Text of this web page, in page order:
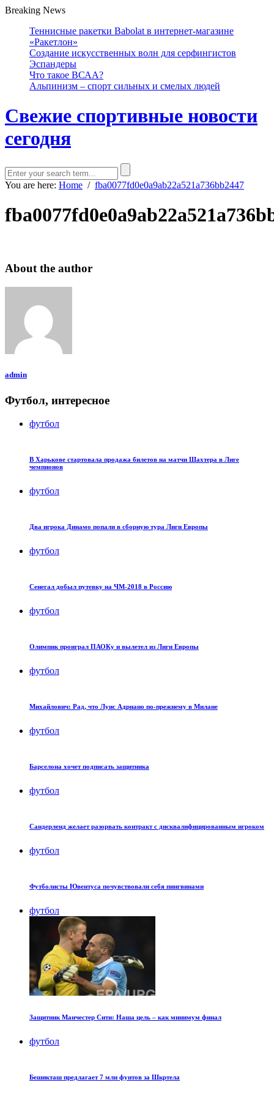
Breaking News
Теннисные ракетки Babolat в интернет-магазине
«Ракетлон»
Создание искусственных волн для серфингистов
Эспандеры
Что такое ВСАА?
Альпинизм – спорт сильных и смелых людей
Свежие спортивные новости
сегодня
You are here: Home / fba0077fd0e0a9ab22a521a736bb2447
About the author
admin
Футбол, интересное
футбол
В Харькове стартовала продажа билетов на матчи Шахтера в Лиге
чемпионов
футбол
Два игрока Динамо попали в сборную тура Лиги Европы
футбол
Cенегал добыл путевку на ЧМ-2018 в Россию
футбол
Олимпик проиграл ПАОКу и вылетел из Лиги Европы
футбол
Михайлович: Рад, что Луис Адриано по-прежнему в Милане
футбол
Барселона хочет подписать защитника
футбол
Сандерленд желает разорвать контракт с дисквалифицированным игроком
футбол
Футболисты Ювентуса почувствовали себя пингвинами
футбол
Защитник Манчестер Сити: Наша цель – как минимум финал
футбол
Бешикташ предлагает 7 млн фунтов за Шкртела